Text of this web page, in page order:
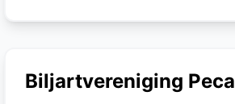
Biljartvereniging Peca